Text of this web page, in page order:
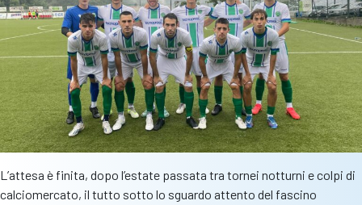
L’attesa è finita, dopo l’estate passata tra tornei notturni e colpi di
calciomercato, il tutto sotto lo sguardo attento del fascino